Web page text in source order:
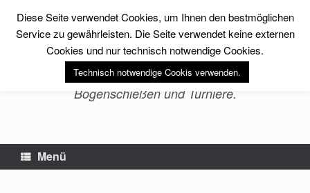
Inhalt
springen
sfs-archery -Erlebnis
Bogenschießen-
Bogensport, Fitness, Training im
Bogenschießen und Turniere.
Menü
Diese Seite verwendet Cookies, um Ihnen den bestmöglichen
Service zu gewährleisten. Die Seite verwendet keine externen
Cookies und nur technisch notwendige Cookies.
Technisch notwendige Cookis verwenden.